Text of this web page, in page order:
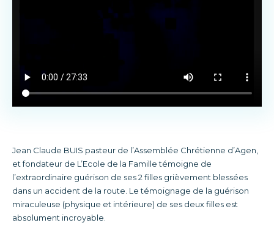
Jean Claude BUIS pasteur de l’Assemblée Chrétienne d’Agen,
et fondateur de L’Ecole de la Famille témoigne de
l’extraordinaire guérison de ses 2 filles grièvement blessées
dans un accident de la route. Le témoignage de la guérison
miraculeuse (physique et intérieure) de ses deux filles est
absolument incroyable.